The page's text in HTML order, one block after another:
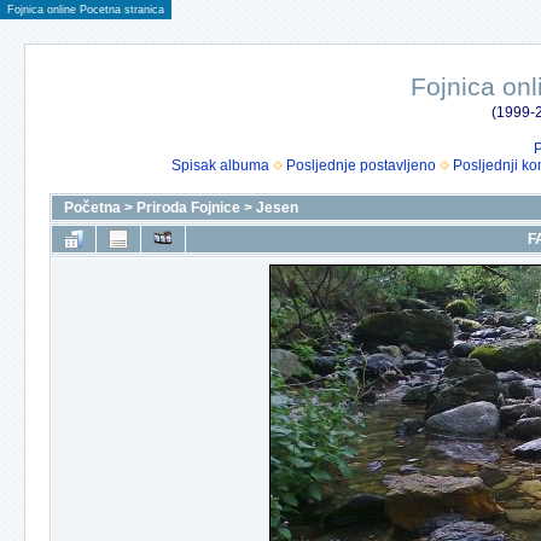
Fojnica online Pocetna stranica
Fojnica
(1999-
Spisak albuma
Posljednje postavljeno Posljednji
Početna > Priroda Fojnice > Jesen